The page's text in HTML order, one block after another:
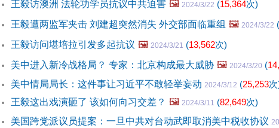
王毅访澳洲 法轮功学员抗议中共迫害 🖼️ 2024/3/22 (15,364次)
王毅遭两监军夹击 刘建超突然消失 外交部面临重组 🖼️ 2024/3/22 (
王毅访问堪培拉引发多起抗议 🖼️ 2024/3/21 (13,562次)
美中进入新冷战格局？ 专家：北京构成最大威胁 🖼️ 2024/3/20 (
美中情局局长：这件事让习近平不敢轻举妄动 2024/3/12 (25,253
王毅这出戏演砸了 该如何向习交差？ 🖼️ 2024/3/11 (82,649次)
美国跨党派议员提案：一旦中共对台动武即取消美中税收协议